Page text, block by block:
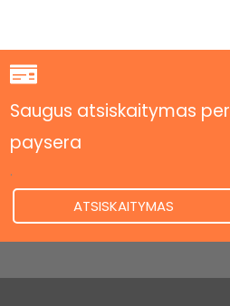
Saugus atsiskaitymas per
paysera
.
ATSISKAITYMAS